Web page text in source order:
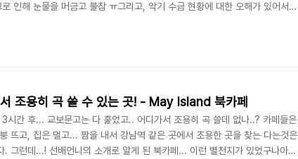
인해 눈물을 머금고 불참 ㅠ그리고, 악기 수급 현황에 대한 오해가 있어서
드를 보니 넘넘 귀여웠다능! 웃음이 절로 나와요~ 이날 쓰인 악기 중에 가장 오
저렇게 당신의 피아노가 코리아땅에서 쓰이고 있습니다~ 하고 알려드리..
조용히 곡 쓸 수 있는 곳! - May Island 북카페
시간 후... 교보문고는 다 훑었고.. 어디가서 조용히 곡 쓸데 없나..? 카페들은
뜨고, 집은 멀고... 짬을 내서 강남역 같은 곳에서 조용한 곳을 찾는 다는것은
. 그런데...! 선배언니의 소개로 알게 된 북카페... 이런 별천지가 있었구나아!